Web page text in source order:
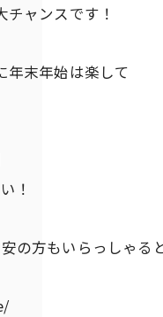
ャンスです！
年末年始は楽して
！
の方もいらっしゃる